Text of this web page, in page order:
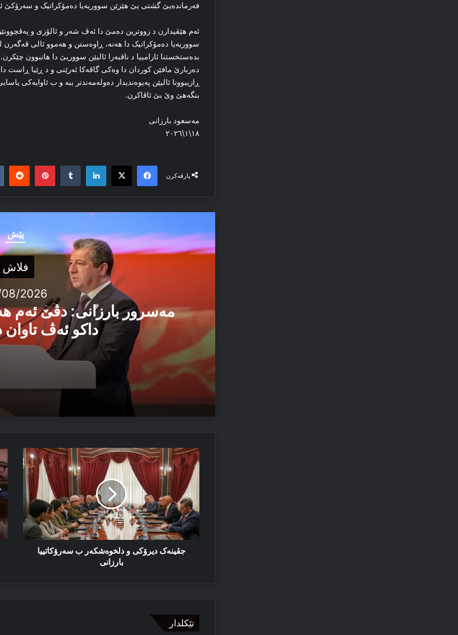
فه‌رمانده‌یێ گشتی یێ هێزێن سووریەیا ده‌مۆکراتیک و سه‌رۆکێ
ئه‌م هێڤیدارن د زووترین ده‌مێ دا ئه‌ڤ شه‌ر و ئالۆزی و
سووریەیا ده‌مۆکراتیک دا هه‌نه‌، ڕاوه‌ستن و هه‌موو ئالی
بده‌ستخستنا ئارامییا د ناڤبه‌را ئالیێن سووریێ دا هاتبوون
ده‌ربارێ مافێن کوردان دا وه‌کی گاڤه‌کا ئه‌رێنی و د ڕێیا ڕاست
ڕازیبوونا ئالیێن په‌یوه‌ندیدار ده‌وله‌مه‌ندتر ببه‌ و ب ئاوایه‌کی
بنگه‌هێ وێ بێ ئاڤاکرن.
مه‌سعود بارزانی
١٨\١\٢٠٢٦
پارڤەکرن
Facebook
X
LinkedIn
Tumblr
پێش
فلاش
2026
مەسرور بارزانی: دڤێ ئەم
داکو ئەڤ تاوان
04/08/2026
مەسرور بارزانی: دڤێ ئەم هەموو ب هەڤ را کاربکن
ئێزدیۆ رابە ژ خەوێجڤینەک
دیرۆکی
و
دلخوەشکەر
ب
سەرۆکاتییا
بارزانی
جڤینەک دیرۆکی و دلخوەشکەر ب سەرۆکاتییا
بارزانی
ژ
تێکلدار